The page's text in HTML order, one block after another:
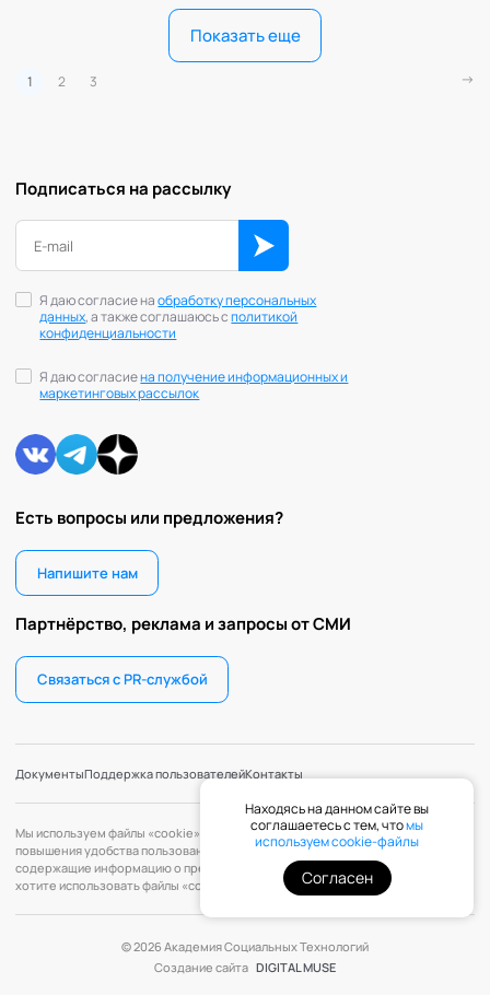
Показать еще
1 2 3
Есть вопросы или предложения?
Напишите нам
Партнёрство, реклама и запросы от СМИ
Связаться с PR-службой
Подписаться на рассылку
Я даю согласие наобработку персональных
данных, а также соглашаюсь сполитикой
конфиденциальности
Я даю согласиена получение информационных и
маркетинговых рассылок
ДокументыПоддержка пользователейКонтакты
Мы используем файлы «cookie» с целью персонализации сервисов и
повышения удобства пользования веб-сайтом. «Cookie» — файлы,
содержащие информацию о предыдущих посещениях веб-сайта. Если вы не
хотите использовать файлы «cookie», измените настройки браузера.
© 2026 Академия Социальных Технологий
Создание сайта DIGITAL MUSE
Находясь на данном сайте вы
соглашаетесь с тем, чтомы
используем cookie-файлы
Согласен